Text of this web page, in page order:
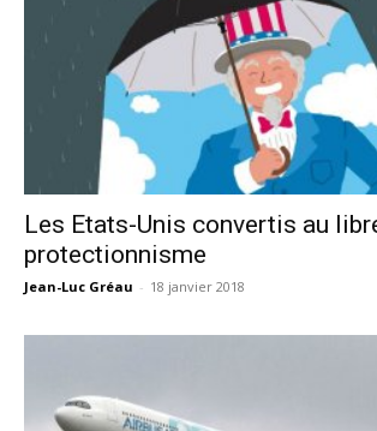
Les Etats-Unis convertis au
protectionnisme
Jean-Luc Gréau - 18 janvier 2018